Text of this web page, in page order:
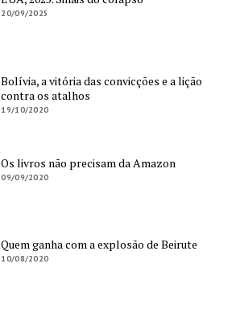
20/09/2025
Bolívia, a vitória das convicções e a lição
contra os atalhos
19/10/2020
Os livros não precisam da Amazon
09/09/2020
Quem ganha com a explosão de Beirute
10/08/2020